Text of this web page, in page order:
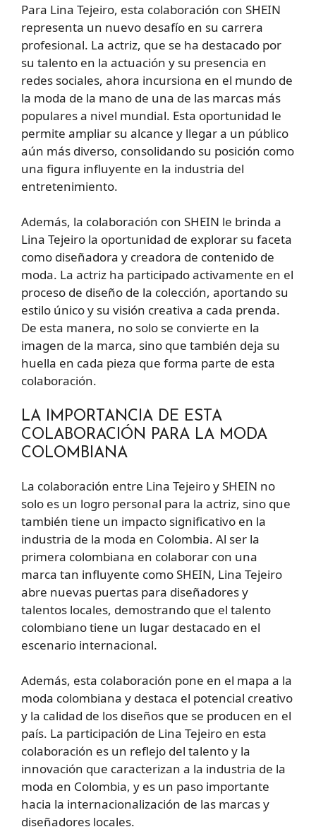
Para Lina Tejeiro, esta colaboración con SHEIN
representa un nuevo desafío en su carrera
profesional. La actriz, que se ha destacado por
su talento en la actuación y su presencia en
redes sociales, ahora incursiona en el mundo de
la moda de la mano de una de las marcas más
populares a nivel mundial. Esta oportunidad le
permite ampliar su alcance y llegar a un público
aún más diverso, consolidando su posición como
una figura influyente en la industria del
entretenimiento.
Además, la colaboración con SHEIN le brinda a
Lina Tejeiro la oportunidad de explorar su faceta
como diseñadora y creadora de contenido de
moda. La actriz ha participado activamente en el
proceso de diseño de la colección, aportando su
estilo único y su visión creativa a cada prenda.
De esta manera, no solo se convierte en la
imagen de la marca, sino que también deja su
huella en cada pieza que forma parte de esta
colaboración.
LA IMPORTANCIA DE ESTA
COLABORACIÓN PARA LA MODA
COLOMBIANA
La colaboración entre Lina Tejeiro y SHEIN no
solo es un logro personal para la actriz, sino que
también tiene un impacto significativo en la
industria de la moda en Colombia. Al ser la
primera colombiana en colaborar con una
marca tan influyente como SHEIN, Lina Tejeiro
abre nuevas puertas para diseñadores y
talentos locales, demostrando que el talento
colombiano tiene un lugar destacado en el
escenario internacional.
Además, esta colaboración pone en el mapa a la
moda colombiana y destaca el potencial creativo
y la calidad de los diseños que se producen en el
país. La participación de Lina Tejeiro en esta
colaboración es un reflejo del talento y la
innovación que caracterizan a la industria de la
moda en Colombia, y es un paso importante
hacia la internacionalización de las marcas y
diseñadores locales.